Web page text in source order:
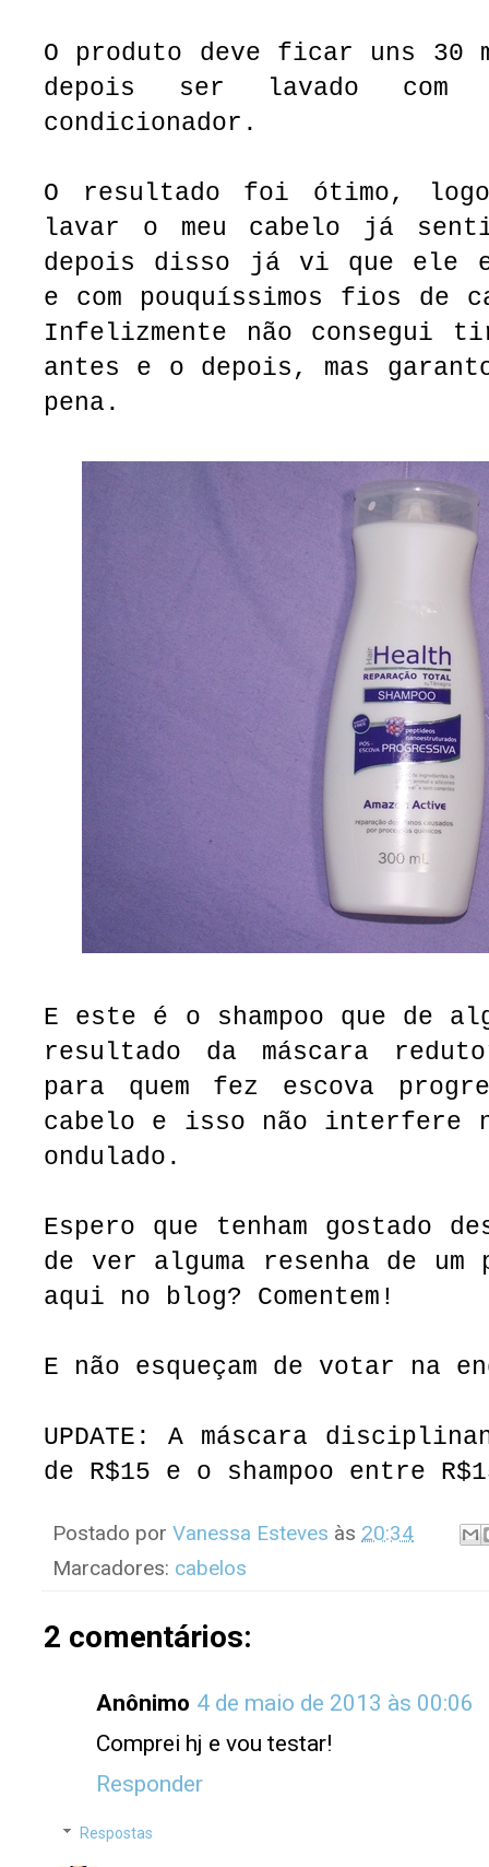
O produto deve ficar uns 30
depois ser lavado
condicionador.
O resultado foi ótimo, logo
lavar o meu cabelo já senti
depois disso já vi que ele
e com pouquíssimos fios de
Infelizmente não consegui
antes e o depois, mas
pena.
E este é o shampoo que de
resultado da máscara
para quem fez escova
cabelo e isso não interfere
ondulado.
Espero que tenham gostado
de ver alguma resenha de um
aqui no blog? Comentem!
E não esqueçam de votar na
UPDATE: A máscara
de R$15 e o shampoo entre
Postado por Vanessa Esteves às 20:34
Marcadores: cabelos
2 comentários:
Anônimo 4 de maio de 2013 às 00:06
Comprei hj e vou testar!
Responder
Respostas